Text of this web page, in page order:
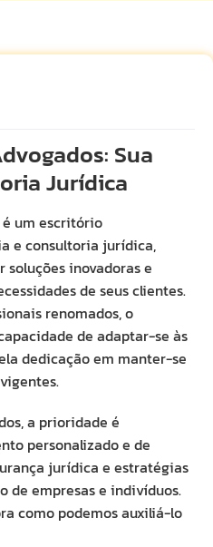
Sua
Jurídica
é um escritório
e consultoria jurídica,
inovadoras e
de seus clientes.
renomados, o
de adaptar-se às
dedicação em manter-se
a prioridade é
personalizado e de
jurídica e estratégias
de empresas e indivíduos.
como podemos auxiliá-lo